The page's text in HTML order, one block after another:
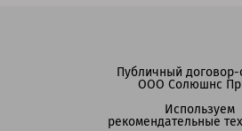
Публичный договор-
ООО Солюшнс
Используем
рекомендательные